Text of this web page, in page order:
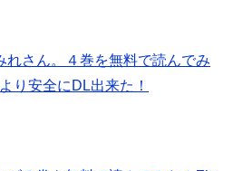
れさん。４巻を無料で読んでみ
り安全にDL出来た！